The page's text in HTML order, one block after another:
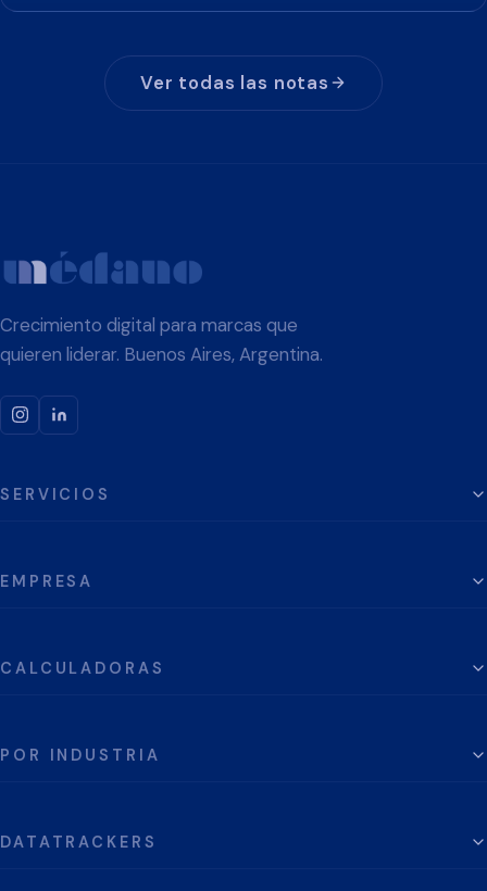
Ver todas las notas
Crecimiento digital para marcas que
quieren liderar. Buenos Aires, Argentina.
SERVICIOS
EMPRESA
CALCULADORAS
POR INDUSTRIA
DATATRACKERS